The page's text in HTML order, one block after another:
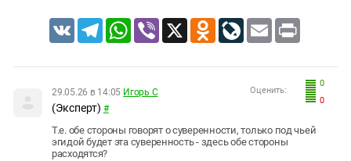
VK TelegramWhatsApp
Viber X Odnoklassniki
LiveJournal
Email Print
0
0
Оценить:
29.05.26 в 14:05 Игорь С
(Эксперт) #
Т.е. обе стороны говорят о суверенности, только под чьей
эгидой будет эта суверенность - здесь обе стороны
расходятся?